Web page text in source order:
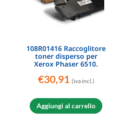
108R01416 Raccoglitore
toner disperso per
Xerox Phaser 6510.
€30,91 (iva incl.)
Aggiungi al carrello